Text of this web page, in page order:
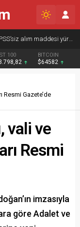
Ek dersliler için kanuna eklenen KPSS’siz alım maddesi yürürlükten kaldırıldı
100 BITCOIN
$64582
Resmi Gazete’de
vali ve
Resmi
imzasıyla
göre Adalet ve